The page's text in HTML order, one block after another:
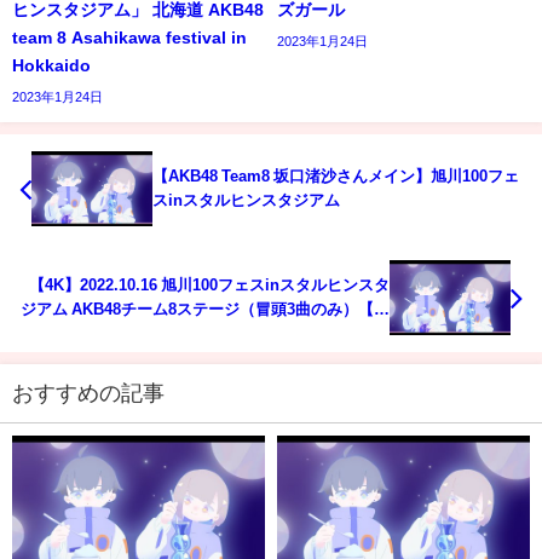
ヒンスタジアム」 北海道 AKB48
team 8 Asahikawa festival in
Hokkaido
2023年1月24日
ズガール
2023年1月24日
【AKB48 Team8 坂口渚沙さんメイン】旭川100フェ
スinスタルヒンスタジアム
【4K】2022.10.16 旭川100フェスinスタルヒンスタ
ジアム AKB48チーム8ステージ（冒頭3曲のみ）【坂
おすすめの記事